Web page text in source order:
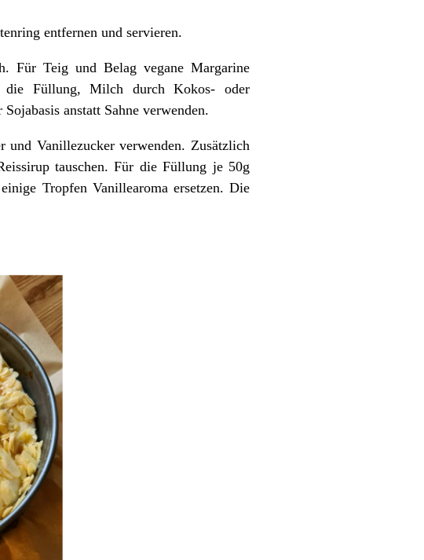
entfernen und servieren.
Für Teig und Belag vegane Margarine
die Füllung, Milch durch Kokos- oder
anstatt Sahne verwenden.
und Vanillezucker verwenden. Zusätzlich
tauschen. Für die Füllung je 50g
Tropfen Vanillearoma ersetzen. Die